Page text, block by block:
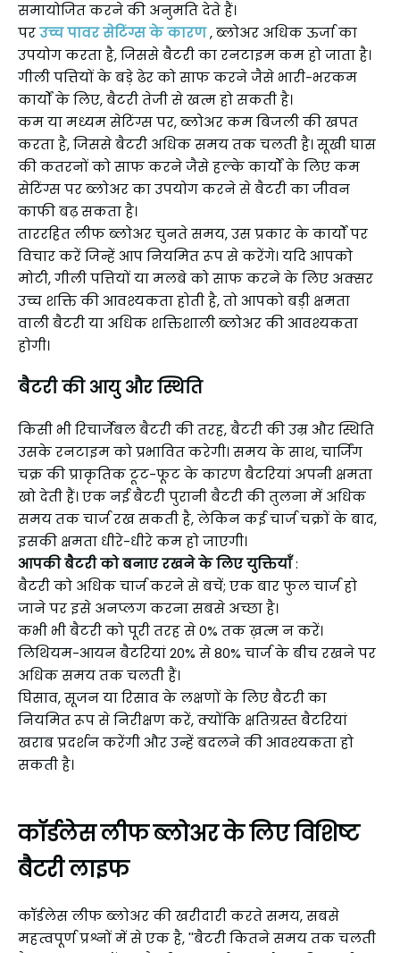
समायोजित करने की अनुमति देते हैं।
परउच्च पावर सेटिंग्स के कारण, ब्लोअर अधिक ऊर्जा का
उपयोग करता है, जिससे बैटरी का रनटाइम कम हो जाता है।
गीली पत्तियों के बड़े ढेर को साफ करने जैसे भारी-भरकम
कार्यों के लिए, बैटरी तेजी से खत्म हो सकती है।
कम या मध्यम सेटिंग्स पर, ब्लोअर कम बिजली की खपत
करता है, जिससे बैटरी अधिक समय तक चलती है। सूखी घास
की कतरनों को साफ करने जैसे हल्के कार्यों के लिए कम
सेटिंग्स पर ब्लोअर का उपयोग करने से बैटरी का जीवन
काफी बढ़ सकता है।
ताररहित लीफ ब्लोअर चुनते समय, उस प्रकार के कार्यों पर
विचार करें जिन्हें आप नियमित रूप से करेंगे। यदि आपको
मोटी, गीली पत्तियों या मलबे को साफ करने के लिए अक्सर
उच्च शक्ति की आवश्यकता होती है, तो आपको बड़ी क्षमता
वाली बैटरी या अधिक शक्तिशाली ब्लोअर की आवश्यकता
होगी।
बैटरी की आयु और स्थिति
किसी भी रिचार्जेबल बैटरी की तरह, बैटरी की उम्र और स्थिति
उसके रनटाइम को प्रभावित करेगी। समय के साथ, चार्जिंग
चक्र की प्राकृतिक टूट-फूट के कारण बैटरियां अपनी क्षमता
खो देती हैं। एक नई बैटरी पुरानी बैटरी की तुलना में अधिक
समय तक चार्ज रख सकती है, लेकिन कई चार्ज चक्रों के बाद,
इसकी क्षमता धीरे-धीरे कम हो जाएगी।
आपकी बैटरी को बनाए रखने के लिए युक्तियाँ:
बैटरी को अधिक चार्ज करने से बचें; एक बार फुल चार्ज हो
जाने पर इसे अनप्लग करना सबसे अच्छा है।
कभी भी बैटरी को पूरी तरह से 0% तक ख़त्म न करें।
लिथियम-आयन बैटरियां 20% से 80% चार्ज के बीच रखने पर
अधिक समय तक चलती हैं।
घिसाव, सूजन या रिसाव के लक्षणों के लिए बैटरी का
नियमित रूप से निरीक्षण करें, क्योंकि क्षतिग्रस्त बैटरियां
खराब प्रदर्शन करेंगी और उन्हें बदलने की आवश्यकता हो
सकती है।
कॉर्डलेस लीफ ब्लोअर के लिए विशिष्ट
बैटरी लाइफ
कॉर्डलेस लीफ ब्लोअर की खरीदारी करते समय, सबसे
महत्वपूर्ण प्रश्नों में से एक है, ''बैटरी कितने समय तक चलती